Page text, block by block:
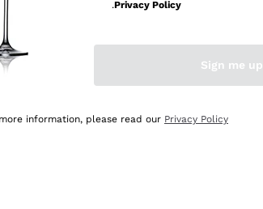
professionalità
.Privacy Policy
Sign me up
information, please read our Privacy Policy